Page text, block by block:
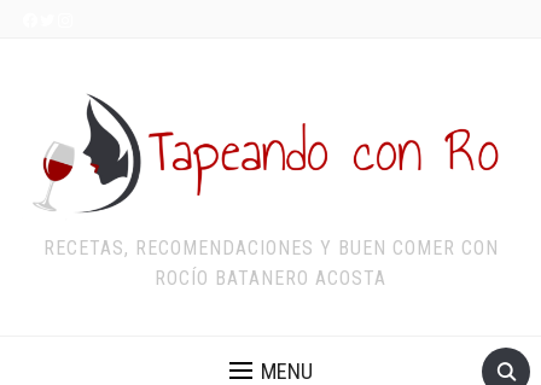
RECETAS, RECOMENDACIONES Y BUEN COMER CON
ROCÍO BATANERO ACOSTA
MENU